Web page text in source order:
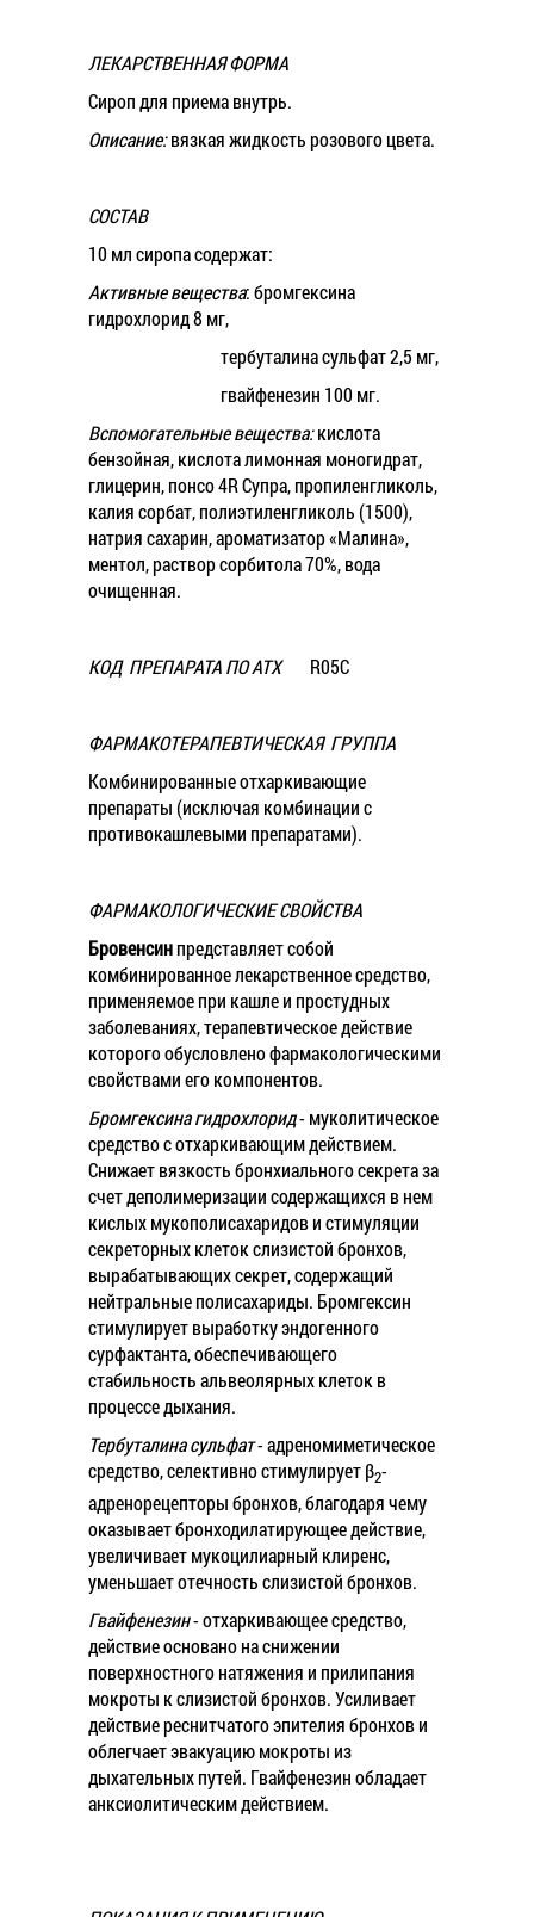
ЛЕКАРСТВЕННАЯ ФОРМА
Сироп для приема внутрь.
Описание:вязкая жидкость розового цвета.
СОСТАВ
10 мл сиропа содержат:
Активные вещества: бромгексина
гидрохлорид 8 мг,
тербуталина сульфат 2,5 мг,
гвайфенезин 100 мг.
Вспомогательные вещества:кислота
бензойная, кислота лимонная моногидрат,
глицерин, понсо 4R Супра, пропиленгликоль,
калия сорбат, полиэтиленгликоль (1500),
натрия сахарин, ароматизатор «Малина»,
ментол, раствор сорбитола 70%, вода
очищенная.
КОД ПРЕПАРАТА ПО АТХ R05C
ФАРМАКОТЕРАПЕВТИЧЕСКАЯ ГРУППА
Комбинированные отхаркивающие
препараты (исключая комбинации с
противокашлевыми препаратами).
ФАРМАКОЛОГИЧЕСКИЕ СВОЙСТВА
Бровенсинпредставляет собой
комбинированное лекарственное средство,
применяемое при кашле и простудных
заболеваниях, терапевтическое действие
которого обусловлено фармакологическими
свойствами его компонентов.
Бромгексина гидрохлорид- муколитическое
средство с отхаркивающим действием.
Снижает вязкость бронхиального секрета за
счет деполимеризации содержащихся в нем
кислых мукополисахаридов и стимуляции
секреторных клеток слизистой бронхов,
вырабатывающих секрет, содержащий
нейтральные полисахариды. Бромгексин
стимулирует выработку эндогенного
сурфактанта, обеспечивающего
стабильность альвеолярных клеток в
процессе дыхания.
Тербуталина сульфат- адреномиметическое
средство, селективно стимулирует β2-
адренорецепторы бронхов, благодаря чему
оказывает бронходилатирующее действие,
увеличивает мукоцилиарный клиренс,
уменьшает отечность слизистой бронхов.
Гвайфенезин- отхаркивающее средство,
действие основано на снижении
поверхностного натяжения и прилипания
мокроты к слизистой бронхов. Усиливает
действие реснитчатого эпителия бронхов и
облегчает эвакуацию мокроты из
дыхательных путей. Гвайфенезин обладает
анксиолитическим действием.